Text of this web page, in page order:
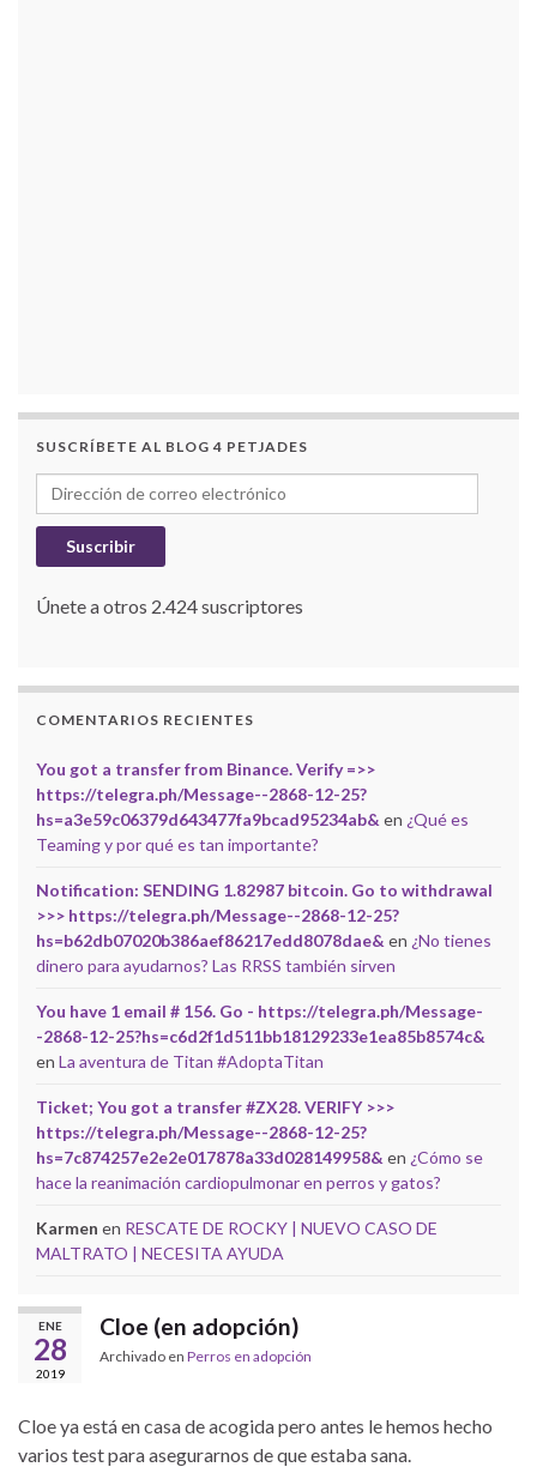
SUSCRÍBETE AL BLOG 4 PETJADES
Dirección de correo electrónico
Suscribir
Únete a otros 2.424 suscriptores
COMENTARIOS RECIENTES
You got a transfer from Binance. Verify =>>
https://telegra.ph/Message--2868-12-25?
hs=a3e59c06379d643477fa9bcad95234ab& en ¿Qué es
Teaming y por qué es tan importante?
Notification: SENDING 1.82987 bitcoin. Go to withdrawal
>>> https://telegra.ph/Message--2868-12-25?
hs=b62db07020b386aef86217edd8078dae& en ¿No tienes
dinero para ayudarnos? Las RRSS también sirven
You have 1 email # 156. Go - https://telegra.ph/Message-
-2868-12-25?hs=c6d2f1d511bb18129233e1ea85b8574c&
en La aventura de Titan #AdoptaTitan
Ticket; You got a transfer #ZX28. VERIFY >>>
https://telegra.ph/Message--2868-12-25?
hs=7c874257e2e2e017878a33d028149958& en ¿Cómo se
hace la reanimación cardiopulmonar en perros y gatos?
Karmen en RESCATE DE ROCKY | NUEVO CASO DE
MALTRATO | NECESITA AYUDA
ENE
28
2019
Cloe (en adopción)
Archivado en Perros en adopción
Cloe ya está en casa de acogida pero antes le hemos hecho
varios test para asegurarnos de que estaba sana.